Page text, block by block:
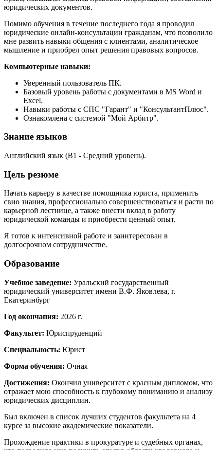
юридических документов.
Помимо обучения в течение последнего года я проводил
юридические онлайн-консультации гражданам, что позволило
мне развить навыки общения с клиентами, аналитическое
мышление и приобрел опыт решения правовых вопросов.
Компьютерные навыки:
Уверенный пользователь ПК.
Базовый уровень работы с документами в MS Word и
Excel.
Навыки работы с СПС "Гарант" и "КонсультантПлюс".
Ознакомлена с системой "Мой Арбитр".
Знание языков
Английский язык (В1 - Средний уровень).
Цель резюме
Начать карьеру в качестве помощника юриста, применить
свио знания, профессионально совершенствоваться и расти по
карьерной лестнице, а также внести вклад в работу
юридической команды и приобрести ценный опыт.
Я готов к интенсивной работе и заинтересован в
долгосрочном сотрудничестве.
Образование
Учебное заведение: Уральский государственный
юридический университет имени В.Ф. Яковлева, г.
Екатеринбург
Год окончания: 2026 г.
Факультет: Юриспруденций
Специальность: Юрист
Форма обучения: Очная
Достижения: Окончил университет с красным дипломом, что
отражает мою способность к глубокому пониманию и анализу
юридических дисциплин.
Был включен в список лучших студентов факультета на 4
курсе за высокие академические показатели.
Прохождение практики в прокуратуре и судебных органах,